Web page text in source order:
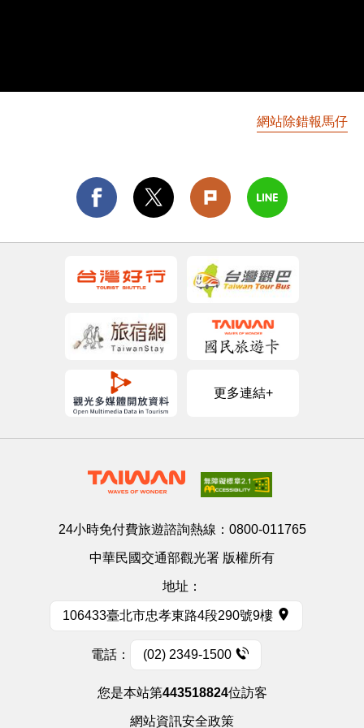
網站除錯報馬仔
更多連結+
24小時免付費旅遊諮詢熱線： 0800-011765
中華民國交通部觀光署 版權所有
地址：
106433臺北市忠孝東路4段290號9樓
電話： (02) 2349-1500
您是本站第443518824位訪客
網站資訊安全政策